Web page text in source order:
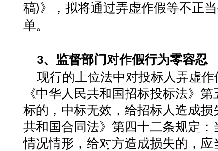
稿)》，拟将通过弄虚作假等不正
单。
3、
监督部门对作假行为零容忍
现行的上位法中对投标人弄虚
《中华人民共和国招标投标法》
标的，中标无效，给招标人造成
共和国合同法》第四十二条规定
情况情形，给对方造成损失的，